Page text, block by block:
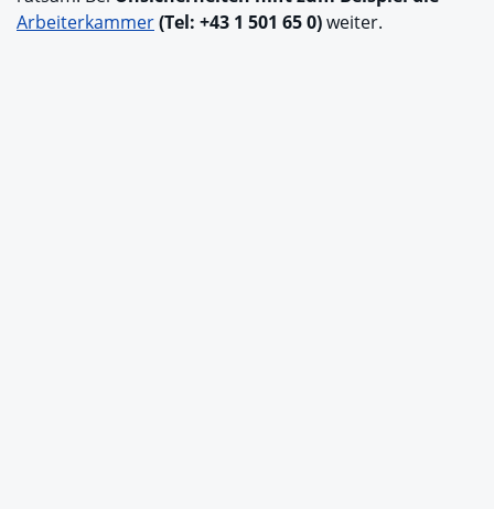
Arbeiterkammer(Tel: +43 1 501 65 0)weiter.